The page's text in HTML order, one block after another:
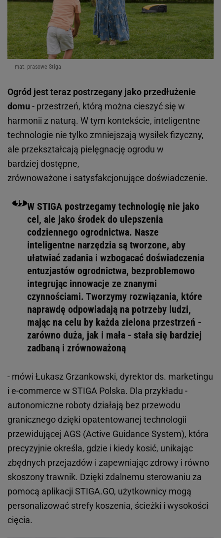
mat. prasowe Stiga
Ogród jest teraz postrzegany jako przedłużenie
domu - przestrzeń, którą można cieszyć się w
harmonii z naturą. W tym kontekście, inteligentne
technologie nie tylko zmniejszają wysiłek fizyczny,
ale przekształcają pielęgnację ogrodu w
bardziej dostępne,
zrównoważone i satysfakcjonujące doświadczenie.
W STIGA postrzegamy technologię nie jako
cel, ale jako środek do ulepszenia
codziennego ogrodnictwa. Nasze
inteligentne narzędzia są tworzone, aby
ułatwiać zadania i wzbogacać doświadczenia
entuzjastów ogrodnictwa, bezproblemowo
integrując innowacje ze znanymi
czynnościami. Tworzymy rozwiązania, które
naprawdę odpowiadają na potrzeby ludzi,
mając na celu by każda zielona przestrzeń -
zarówno duża, jak i mała - stała się bardziej
zadbaną i zrównoważoną
- mówi Łukasz Grzankowski, dyrektor ds. marketingu
i e-commerce w STIGA Polska. Dla przykładu -
autonomiczne roboty działają bez przewodu
granicznego dzięki opatentowanej technologii
przewidującej AGS (Active Guidance System), która
precyzyjnie określa, gdzie i kiedy kosić, unikając
zbędnych przejazdów i zapewniając zdrowy i równo
skoszony trawnik. Dzięki zdalnemu sterowaniu za
pomocą aplikacji STIGA.GO, użytkownicy mogą
personalizować strefy koszenia, ścieżki i wysokości
cięcia.